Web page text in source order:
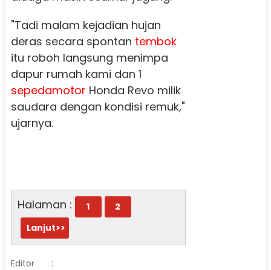
"Tadi malam kejadian hujan
deras secara spontan tembok
itu roboh langsung menimpa
dapur rumah kami dan 1
sepedamotor Honda Revo milik
saudara dengan kondisi remuk,"
ujarnya.
Halaman : 1
2
Lanjut>>
Editor :